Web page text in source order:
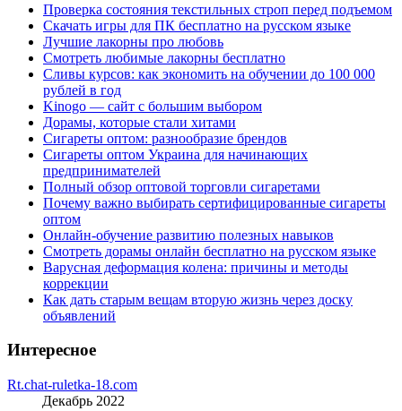
Проверка состояния текстильных строп перед подъемом
Скачать игры для ПК бесплатно на русском языке
Лучшие лакорны про любовь
Смотреть любимые лакорны бесплатно
Сливы курсов: как экономить на обучении до 100 000
рублей в год
Kinogo — сайт с большим выбором
Дорамы, которые стали хитами
Сигареты оптом: разнообразие брендов
Сигареты оптом Украина для начинающих
предпринимателей
Полный обзор оптовой торговли сигаретами
Почему важно выбирать сертифицированные сигареты
оптом
Онлайн-обучение развитию полезных навыков
Смотреть дорамы онлайн бесплатно на русском языке
Варусная деформация колена: причины и методы
коррекции
Как дать старым вещам вторую жизнь через доску
объявлений
Интересное
Rt.chat-ruletka-18.com
Декабрь 2022